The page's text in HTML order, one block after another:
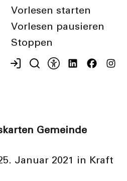
Vorlesen starten
Vorlesen pausieren
Stoppen
hat drei
angepasst und
amtlichen
der
neu
Gemeinde
Januar 2021 in Kraft